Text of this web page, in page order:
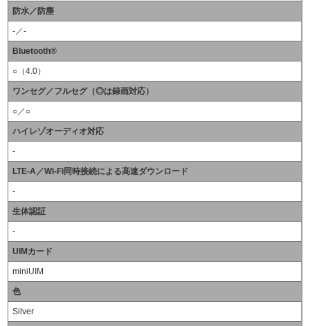
防水／防塵
-／-
Bluetooth®
○（4.0）
ワンセグ／フルセグ（◎は録画対応）
○／○
ハイレゾオーディオ対応
-
LTE-A／Wi-Fi同時接続による高速ダウンロード
-
生体認証
-
UIMカード
miniUIM
色
Silver